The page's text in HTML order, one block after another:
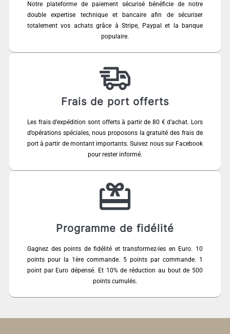
Notre plateforme de paiement sécurisé bénéficie de notre
double expertise technique et bancaire afin de sécuriser
totalement vos achats grâce à Stripe, Paypal et la banque
populaire.
Frais de port offerts
Les frais d’expédition sont offerts à partir de 80 € d’achat. Lors
d’opérations spéciales, nous proposons la gratuité des frais de
port à partir de montant importants. Suivez nous sur Facebook
pour rester informé.
Programme de fidélité
Gagnez des points de fidélité et transformez-les en Euro. 10
points pour la 1ère commande. 5 points par commande. 1
point par Euro dépensé. Et 10% de réduction au bout de 500
points cumulés.